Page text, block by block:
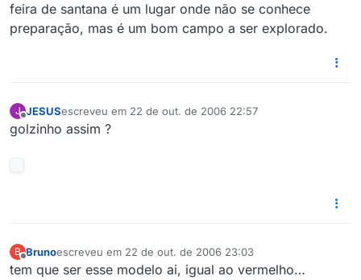
feira de santana é um lugar onde não se conhece
preparação, mas é um bom campo a ser explorado.
J
Offline
JESUSescreveu em 22 de out. de 2006 22:57
última edição por
golzinho assim ?
B Brunoescreveu em 22 de out. de 2006 23:03
última edição por
tem que ser esse modelo ai, igual ao vermelho…